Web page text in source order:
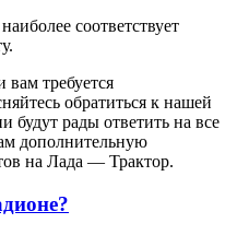
соответствует
вам требуется
обратиться к нашей
будут рады ответить на все
дополнительную
на Лада — Трактор.